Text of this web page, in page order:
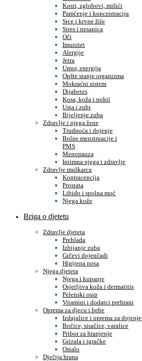
Kosti, zglobovi, mišići
Pamćenje i koncentracija
Srce i krvne žile
Stres i nesanica
Oči
Imunitet
Alergije
Jetra
Umor, energija
Opšte stanje organizma
Mokraćni sistem
Dijabetes
Kosa, koža i nokti
Usta i zubi
Bijeljenje zuba
Zdravlje i njega žene
Trudnoća i dojenje
Bolne menstruacije i
PMS
Menopauza
Intimna njega i zdravlje
Zdravlje muškarca
Kontracepcija
Prostata
Libido i spolna moć
Njega kože
Briga o djetetu
Zdravlje djeteta
Prehlada
Izbijanje zuba
Grčevi dojenčadi
Higijena nosa
Njega djeteta
Njega i kupanje
Osjetljiva koža i dermatitis
Pelenski osip
Vitamini i dodatci prehrani
Oprema za djecu i bebe
Izdajalice i oprema za dojenje
Bočice, sisačice, varalice
Pribor za hranjenje
Grizala i igračke
Ostalo
Dječija hrana